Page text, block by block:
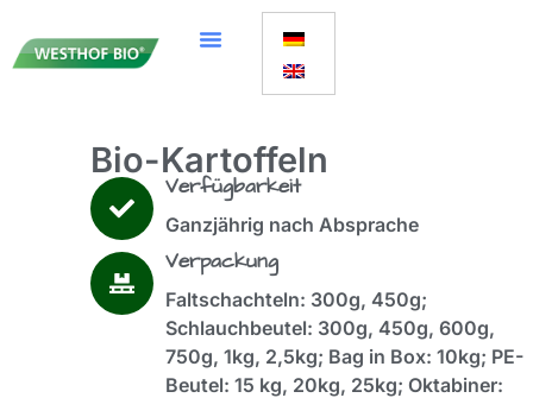
Bio-Kartoffeln
Verfügbarkeit
Ganzjährig nach Absprache
Verpackung
Faltschachteln: 300g, 450g;
Schlauchbeutel: 300g, 450g, 600g,
750g, 1kg, 2,5kg; Bag in Box: 10kg; PE-
Beutel: 15 kg, 20kg, 25kg; Oktabiner: